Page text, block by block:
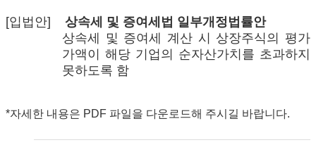
[입법안] 상속세 및 증여세법 일부개정법률안
상속세 및 증여세 계산 시 상장주식의 평가
가액이 해당 기업의 순자산가치를 초과하지
못하도록 함
*자세한 내용은 PDF 파일을 다운로드해 주시길 바랍니다.